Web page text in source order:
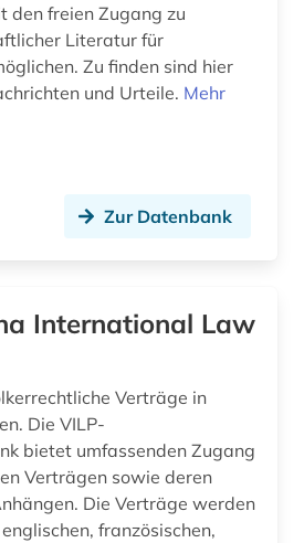
rechtsgeschichte (2)
rechtssprache (1)
religionsfreiheit (1)
den freien Zugang zu
Literatur für
Zu finden sind hier
und Urteile. Mehr
Zur Datenbank
International Law
Verträge in
Die VILP-
bietet umfassenden Zugang
Verträgen sowie deren
Die Verträge werden
französischen,